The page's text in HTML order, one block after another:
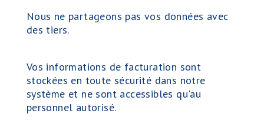
Nous ne partageons pas vos données avec
des tiers.
Vos informations de facturation sont
stockées en toute sécurité dans notre
système et ne sont accessibles qu'au
personnel autorisé.